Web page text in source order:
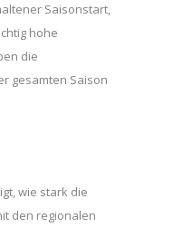
Saisonstart,
hohe
die
gesamten Saison
wie stark die
den regionalen